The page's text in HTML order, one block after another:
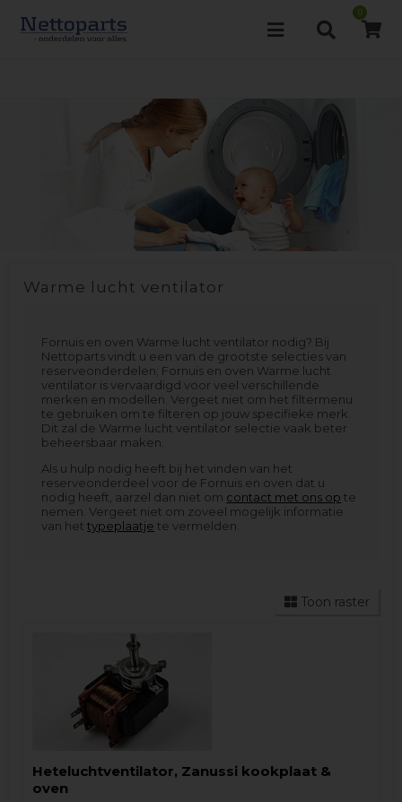
0
Warme lucht ventilator
Fornuis en oven Warme lucht ventilator nodig? Bij
Nettoparts vindt u een van de grootste selecties van
reserveonderdelen; Fornuis en oven Warme lucht
ventilator is vervaardigd voor veel verschillende
merken en modellen. Vergeet niet om het filtermenu
te gebruiken om te filteren op jouw specifieke merk.
Dit zal de Warme lucht ventilator selectie vaak beter
beheersbaar maken.
Als u hulp nodig heeft bij het vinden van het
reserveonderdeel voor de Fornuis en oven dat u
nodig heeft, aarzel dan niet om contact met ons op te
nemen. Vergeet niet om zoveel mogelijk informatie
van hettypeplaatje te vermelden.
Toon raster
Heteluchtventilator, Zanussi kookplaat &
oven